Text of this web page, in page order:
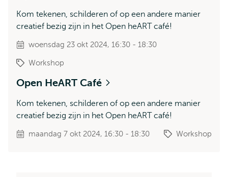
Kom tekenen, schilderen of op een andere manier
creatief bezig zijn in het Open heART café!
woensdag 23 okt 2024, 16:30 - 18:30
Workshop
Open HeART Café
Kom tekenen, schilderen of op een andere manier
creatief bezig zijn in het Open heART café!
maandag 7 okt 2024, 16:30 - 18:30 Workshop